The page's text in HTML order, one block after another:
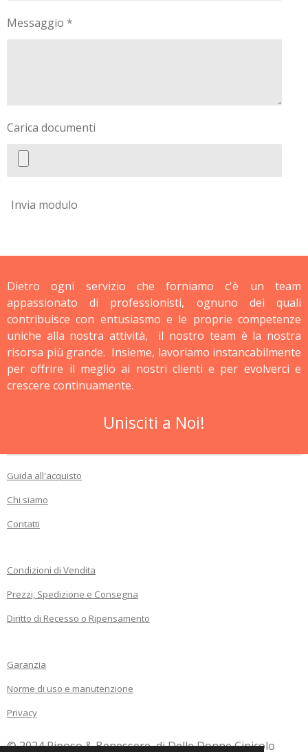
Messaggio *
Carica documenti
Invia modulo
Dietro ogni servizio che forniamo c'è un team
appassionato di professionisti, ognuno dei quali
contribuisce con entusiasmo e le proprie competenze
uniche alla nostra attività, il nostro team è la nostra
risorsa più grande. Insieme, lavoriamo instancabilmente
per offrire il meglio ai nostri clienti e per evolverci e
crescere continuamente.
Unisciti a Noi!
Guida all'acquisto
Chi siamo
Contatti
Condizioni di Vendita
Prezzi, Spedizione e Consegna
Diritto di Recesso o Ripensamento
Garanzia
Norme di uso e manutenzione
Privacy
© 2024 Riposo & Benesseredi Delle Donne Cinicolo